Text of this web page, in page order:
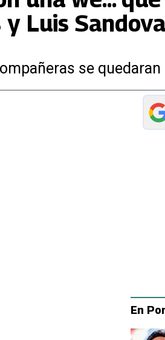
Luis
se
En